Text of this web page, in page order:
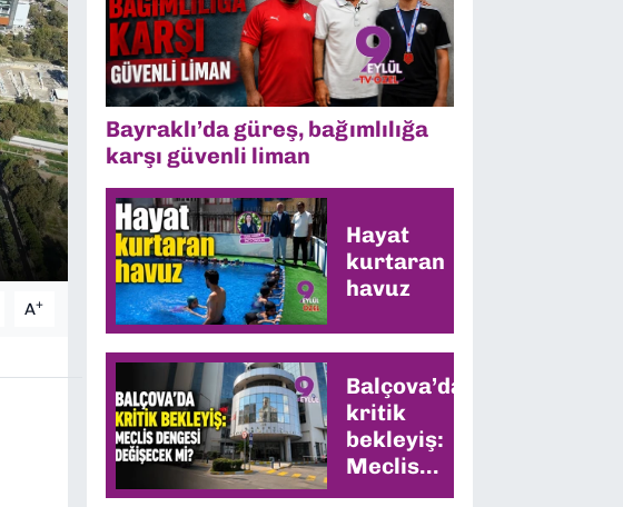
A+
Bayraklı’da güreş, bağımlılığa
karşı güvenli liman
Hayat
kurtaran
havuz
Balçova’da
kritik
bekleyiş:
Meclis
dengesi